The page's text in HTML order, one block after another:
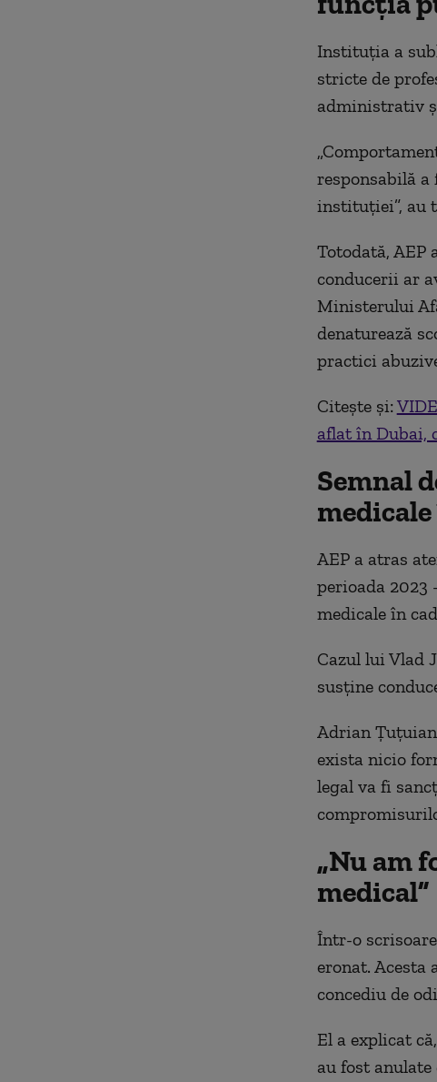
Instituția a
stricte de
administrativ
responsabilă
instituției”, au
Totodată, AEP
conducerii ar
Ministerului
denaturează
practici
Citește și:
aflat în Dubai,
Semnal
AEP a atras
perioada 2023
medicale în
Cazul lui Vlad
susține
Adrian
exista nicio
legal va fi
„Nu am
medical”
Într-o
eronat. Acesta
concediu de
El a explicat
au fost